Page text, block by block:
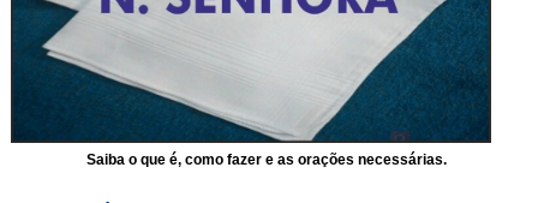
Saiba o que é, como fazer e as orações necessárias.